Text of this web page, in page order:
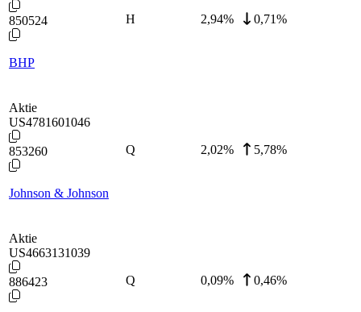
850524
BHP
H 2,94% 0,71%
Aktie
US4781601046
853260
Johnson & Johnson
Q 2,02% 5,78%
Aktie
US4663131039
886423 Q 0,09% 0,46%